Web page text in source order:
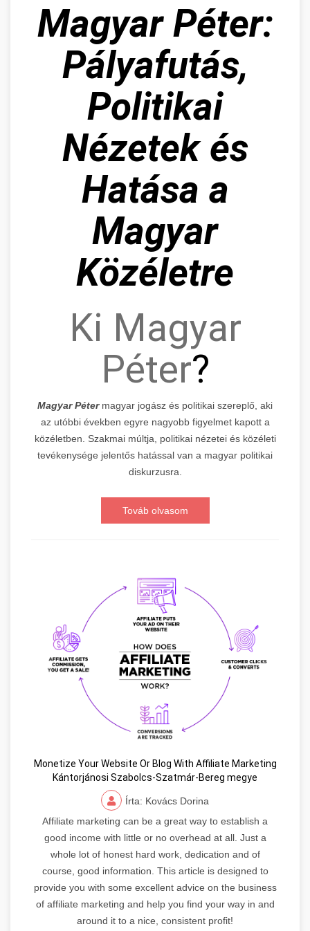
Magyar Péter:
Pályafutás,
Politikai
Nézetek és
Hatása a
Magyar
Közéletre
Ki Magyar
Péter?
Magyar Pétermagyar jogász és politikai szereplő, aki
az utóbbi években egyre nagyobb figyelmet kapott a
közéletben. Szakmai múltja, politikai nézetei és közéleti
tevékenysége jelentős hatással van a magyar politikai
diskurzusra.
Továb olvasom
Monetize Your Website Or Blog With Affiliate Marketing
Kántorjánosi Szabolcs-Szatmár-Bereg megye
Írta: Kovács Dorina
Affiliate marketing can be a great way to establish a
good income with little or no overhead at all. Just a
whole lot of honest hard work, dedication and of
course, good information. This article is designed to
provide you with some excellent advice on the business
of affiliate marketing and help you find your way in and
around it to a nice, consistent profit!